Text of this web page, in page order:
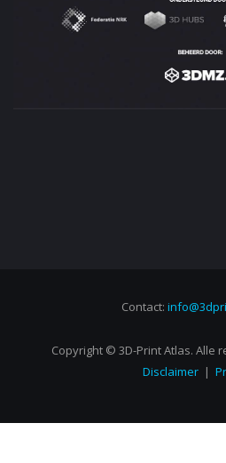
Contact:
Copyright © 3D-Print Atlas. Alle
Disclaimer |